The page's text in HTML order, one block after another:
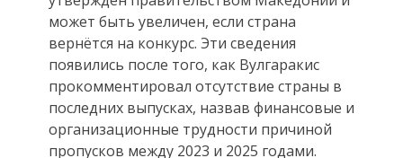
может быть увеличен, если страна
вернётся на конкурс. Эти сведения
появились после того, как Вулгаракис
прокомментировал отсутствие страны в
последних выпусках, назвав финансовые и
организационные трудности причиной
пропусков между 2023 и 2025 годами.